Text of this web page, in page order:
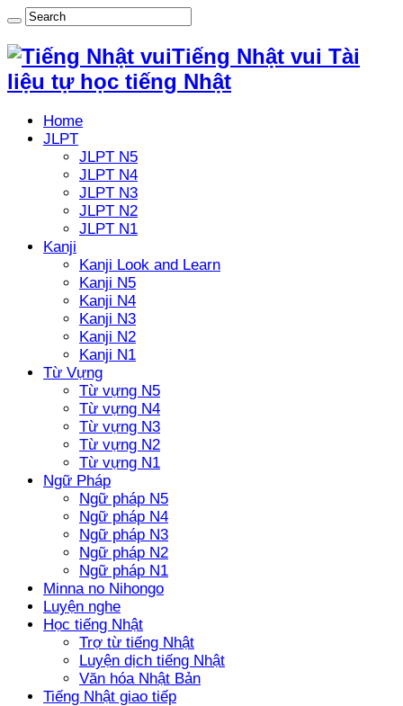
Tiếng Nhật vui Tài
liệu tự học tiếng Nhật
Home
JLPT
JLPT N5
JLPT N4
JLPT N3
JLPT N2
JLPT N1
Kanji
Kanji Look and Learn
Kanji N5
Kanji N4
Kanji N3
Kanji N2
Kanji N1
Từ Vựng
Từ vựng N5
Từ vựng N4
Từ vựng N3
Từ vựng N2
Từ vựng N1
Ngữ Pháp
Ngữ pháp N5
Ngữ pháp N4
Ngữ pháp N3
Ngữ pháp N2
Ngữ pháp N1
Minna no Nihongo
Luyện nghe
Học tiếng Nhật
Trợ từ tiếng Nhật
Luyện dịch tiếng Nhật
Văn hóa Nhật Bản
Tiếng Nhật giao tiếp